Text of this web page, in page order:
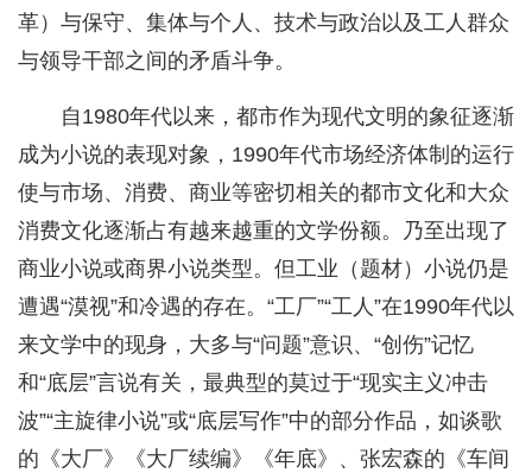
革）与保守、集体与个人、技术与政治以及工人群众
与领导干部之间的矛盾斗争。
自1980年代以来，都市作为现代文明的象征逐渐
成为小说的表现对象，1990年代市场经济体制的运行
使与市场、消费、商业等密切相关的都市文化和大众
消费文化逐渐占有越来越重的文学份额。乃至出现了
商业小说或商界小说类型。但工业（题材）小说仍是
遭遇“漠视”和冷遇的存在。“工厂”“工人”在1990年代以
来文学中的现身，大多与“问题”意识、“创伤”记忆
和“底层”言说有关，最典型的莫过于“现实主义冲击
波”“主旋律小说”或“底层写作”中的部分作品，如谈歌
的《大厂》《大厂续编》《年底》、张宏森的《车间